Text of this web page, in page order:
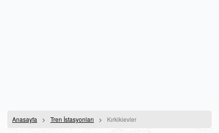
Anasayfa Tren İstasyonları Kırkikievler